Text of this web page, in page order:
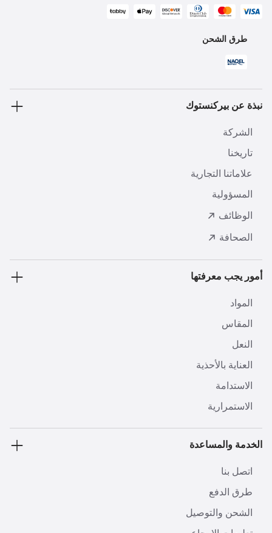
طرق الشحن
نبذة عن بيركنستوك
الشركة
تاريخنا
علاماتنا التجارية
المسؤولية
الوظائف
الصحافة
أمور يجب معرفتها
المواد
المقاس
النعل
العناية بالأحذية
الاستدامة
الاستمرارية
الخدمة والمساعدة
اتصل بنا
طرق الدفع
الشحن والتوصيل